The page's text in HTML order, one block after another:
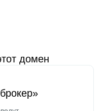
домен